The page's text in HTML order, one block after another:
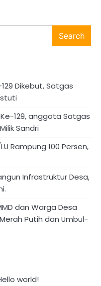
Search
129 Dikebut, Satgas
Ke-129, anggota Satgas
Sandri
Rampung 100 Persen,
Infrastruktur Desa,
dan Warga Desa
Putih dan Umbul-
world!